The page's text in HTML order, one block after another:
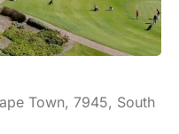
Town, 7945, South